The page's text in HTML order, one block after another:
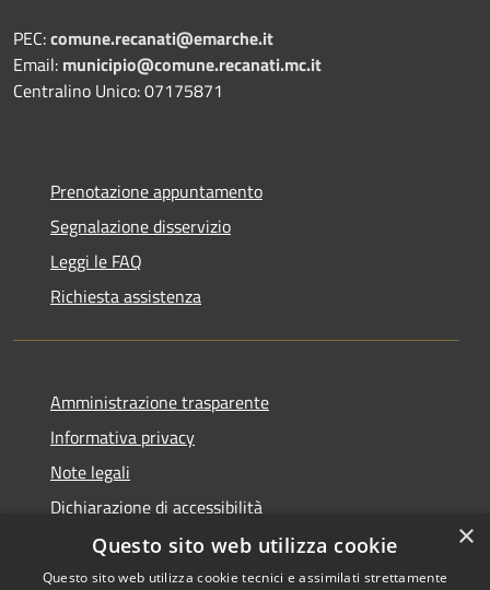
PEC:comune.recanati@emarche.it
Email: municipio@comune.recanati.mc.it
Centralino Unico: 07175871
Prenotazione appuntamento
Segnalazione disservizio
Leggi le FAQ
Richiesta assistenza
Amministrazione trasparente
Informativa privacy
Note legali
Dichiarazione di accessibilità
×
Questo sito web utilizza cookie
Questo sito web utilizza cookie tecnici e assimilati strettamente